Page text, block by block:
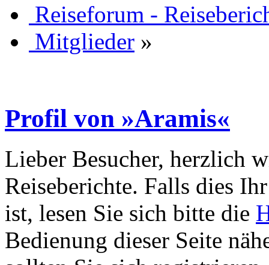
Reiseforum -
Mitglieder »
Profil von »Aramis«
Lieber Besucher, herzlich
Reiseberichte. Falls dies
ist, lesen Sie sich bitte die
Bedienung dieser Seite